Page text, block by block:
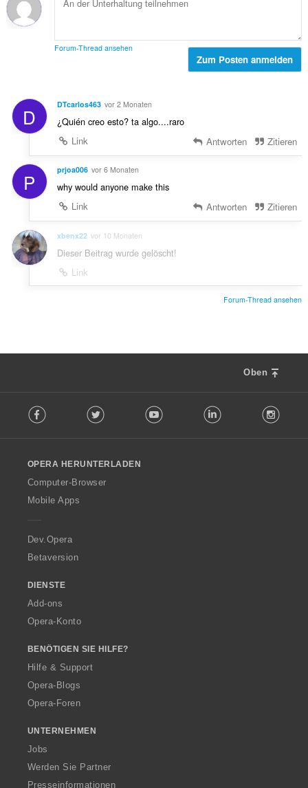
Forum-Thread ansehen
Zum Posten anmelden
D DTcarlos463 vor 2 Monaten
¿Quién creo esto? ta algo....raro
Link
Antworten Zitieren
P prjoa006 vor 6 Monaten
why would anyone make this
Link
Antworten Zitieren
xbenx22 vor 10 Monaten
Dieser Beitrag wurde gelöscht!
Link
Forum-Thread ansehen
Oben
o
w
O
p
a
Facebook Twitter Youtube LinkedIn
OPERA HERUNTERLADEN
Computer-Browser
Mobile Apps
Dev.Opera
Betaversion
DIENSTE
Add-ons
Opera-Konto
BENÖTIGEN SIE HILFE?
Hilfe & Support
Opera-Blogs
Opera-Foren
UNTERNEHMEN
Jobs
Werden Sie Partner
Presseinformationen